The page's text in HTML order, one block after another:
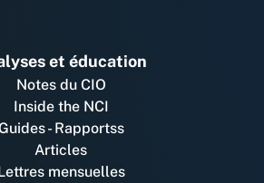
et éducation
Notes du CIO
Inside the NCI
- Rapportss
Articles
mensuelles